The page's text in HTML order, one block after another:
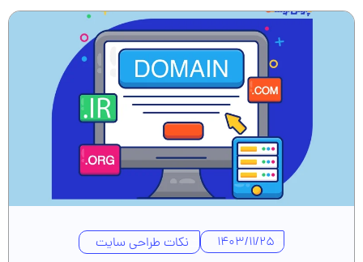
1403/11/25
نکات طراحی سایت